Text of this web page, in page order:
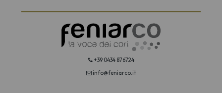
+39 0434 876724
info@feniarco.it